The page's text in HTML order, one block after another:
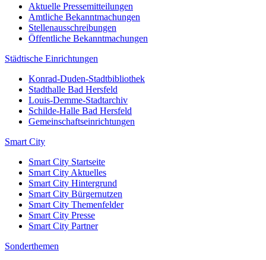
Aktuelle Pressemitteilungen
Amtliche Bekanntmachungen
Stellenausschreibungen
Öffentliche Bekanntmachungen
Städtische Einrichtungen
Konrad-Duden-Stadtbibliothek
Stadthalle Bad Hersfeld
Louis-Demme-Stadtarchiv
Schilde-Halle Bad Hersfeld
Gemeinschaftseinrichtungen
Smart City
Smart City Startseite
Smart City Aktuelles
Smart City Hintergrund
Smart City Bürgernutzen
Smart City Themenfelder
Smart City Presse
Smart City Partner
Sonderthemen